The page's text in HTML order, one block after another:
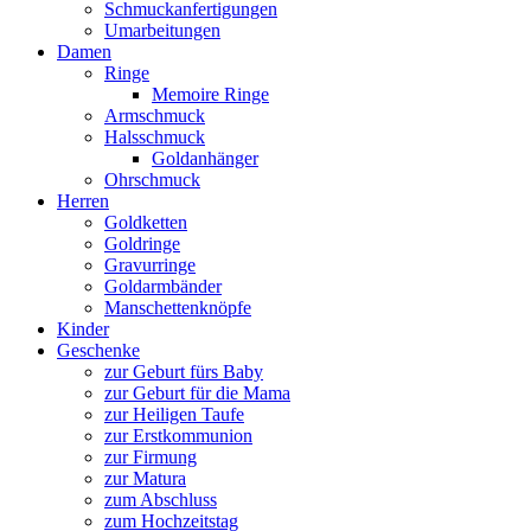
Schmuckanfertigungen
Umarbeitungen
Damen
Ringe
Memoire Ringe
Armschmuck
Halsschmuck
Goldanhänger
Ohrschmuck
Herren
Goldketten
Goldringe
Gravurringe
Goldarmbänder
Manschettenknöpfe
Kinder
Geschenke
zur Geburt fürs Baby
zur Geburt für die Mama
zur Heiligen Taufe
zur Erstkommunion
zur Firmung
zur Matura
zum Abschluss
zum Hochzeitstag